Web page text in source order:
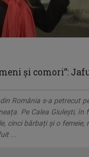
dinamismul tinerilor care, ...
1994. Șase ani a fost ...
și comori”:
România s-a petrecut
Pe Calea Giulești, în
cinci bărbați și o femeie,
...